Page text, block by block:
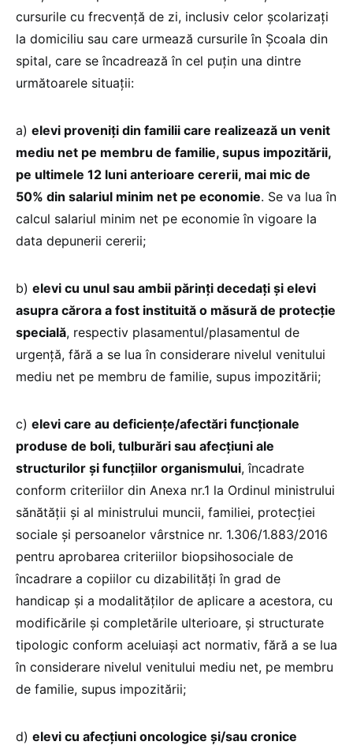
cursurile cu frecvenţă de zi, inclusiv celor şcolarizaţi
la domiciliu sau care urmează cursurile în Școala din
spital, care se încadrează în cel puţin una dintre
următoarele situaţii:
a) elevi proveniţi din familii care realizează un venit
mediu net pe membru de familie, supus impozitării,
pe ultimele 12 luni anterioare cererii, mai mic de
50% din salariul minim net pe economie. Se va lua în
calcul salariul minim net pe economie în vigoare la
data depunerii cererii;
b) elevi cu unul sau ambii părinţi decedaţi şi elevi
asupra cărora a fost instituită o măsură de protecţie
specială, respectiv plasamentul/plasamentul de
urgenţă, fără a se lua în considerare nivelul venitului
mediu net pe membru de familie, supus impozitării;
c) elevi care au deficienţe/afectări funcţionale
produse de boli, tulburări sau afecţiuni ale
structurilor şi funcţiilor organismului, încadrate
conform criteriilor din Anexa nr.1 la Ordinul ministrului
sănătăţii şi al ministrului muncii, familiei, protecţiei
sociale şi persoanelor vârstnice nr. 1.306/1.883/2016
pentru aprobarea criteriilor biopsihosociale de
încadrare a copiilor cu dizabilităţi în grad de
handicap şi a modalităţilor de aplicare a acestora, cu
modificările şi completările ulterioare, şi structurate
tipologic conform aceluiaşi act normativ, fără a se lua
în considerare nivelul venitului mediu net, pe membru
de familie, supus impozitării;
d) elevi cu afecţiuni oncologice şi/sau cronice